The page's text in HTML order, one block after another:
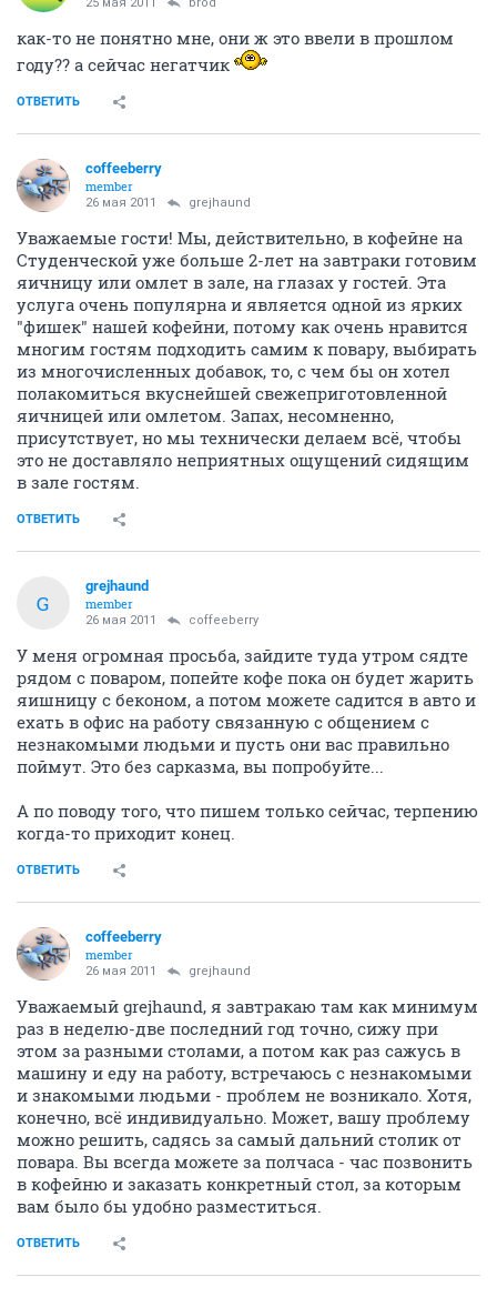
как-то не понятно мне, они ж это ввели в прошлом
году?? а сейчас негатчик
ОТВЕТИТЬ
coffeeberry
member
26 мая 2011 grejhaund
Уважаемые гости! Мы, действительно, в кофейне на
Студенческой уже больше 2-лет на завтраки готовим
яичницу или омлет в зале, на глазах у гостей. Эта
услуга очень популярна и является одной из ярких
"фишек" нашей кофейни, потому как очень нравится
многим гостям подходить самим к повару, выбирать
из многочисленных добавок, то, с чем бы он хотел
полакомиться вкуснейшей свежеприготовленной
яичницей или омлетом. Запах, несомненно,
присутствует, но мы технически делаем всё, чтобы
это не доставляло неприятных ощущений сидящим
в зале гостям.
ОТВЕТИТЬ
G
grejhaund
member
26 мая 2011 coffeeberry
У меня огромная просьба, зайдите туда утром сядте
рядом с поваром, попейте кофе пока он будет жарить
яишницу с беконом, а потом можете садится в авто и
ехать в офис на работу связанную с общением с
незнакомыми людьми и пусть они вас правильно
поймут. Это без сарказма, вы попробуйте...
А по поводу того, что пишем только сейчас, терпению
когда-то приходит конец.
ОТВЕТИТЬ
coffeeberry
member
26 мая 2011 grejhaund
Уважаемый grejhaund, я завтракаю там как минимум
раз в неделю-две последний год точно, сижу при
этом за разными столами, а потом как раз сажусь в
машину и еду на работу, встречаюсь с незнакомыми
и знакомыми людьми - проблем не возникало. Хотя,
конечно, всё индивидуально. Может, вашу проблему
можно решить, садясь за самый дальний столик от
повара. Вы всегда можете за полчаса - час позвонить
в кофейню и заказать конкретный стол, за которым
вам было бы удобно разместиться.
ОТВЕТИТЬ